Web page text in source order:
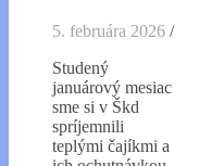
5. februára 2026 /
Studený
januárový mesiac
sme si v Škd
spríjemnili
teplými čajíkmi a